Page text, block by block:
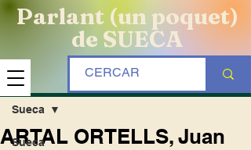
Parlant (un poquet)
de SUECA
Entrada
Sueca
Sueca
ARTAL ORTELLS, Juan